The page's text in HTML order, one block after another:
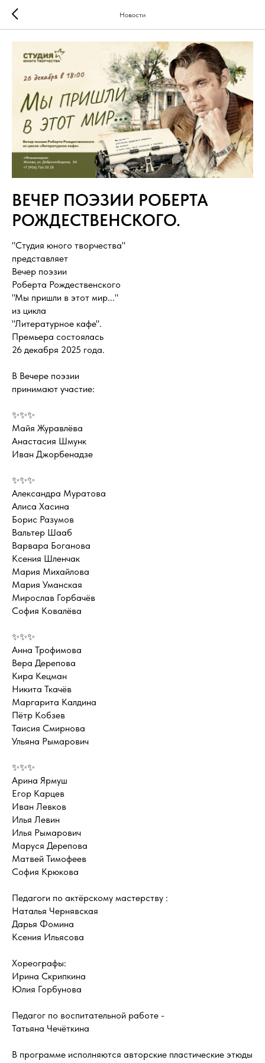
Новости
ВЕЧЕР ПОЭЗИИ РОБЕРТА
РОЖДЕСТВЕНСКОГО.
"Студия юного творчества"
представляет
Вечер поэзии
Роберта Рождественского
"Мы пришли в этот мир..."
из цикла
"Литературное кафе".
Премьера состоялась
26 декабря 2025 года.
В Вечере поэзии
принимают участие:
✨✨✨
Майя Журавлёва
Анастасия Шмунк
Иван Джорбенадзе
✨✨✨
Александра Муратова
Алиса Хасина
Борис Разумов
Вальтер Шааб
Варвара Боганова
Ксения Шленчак
Мария Михайлова
Мария Уманская
Мирослав Горбачёв
София Ковалёва
✨✨✨
Анна Трофимова
Вера Дерепова
Кира Кецман
Никита Ткачёв
Маргарита Калдина
Пëтр Кобзев
Таисия Смирнова
Ульяна Рымарович
✨✨✨
Арина Ярмуш
Егор Карцев
Иван Левков
Илья Левин
Илья Рымарович
Маруся Дерепова
Матвей Тимофеев
София Крюкова
Педагоги по актёрскому мастерству :
Наталья Чернявская
Дарья Фомина
Ксения Ильясова
Хореографы:
Ирина Скрипкина
Юлия Горбунова
Педагог по воспитательной работе -
Татьяна Чечëткина
В программе исполняются авторские пластические этюды